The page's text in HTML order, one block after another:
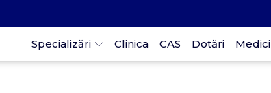
Specializări Clinica CAS Dotări Medici